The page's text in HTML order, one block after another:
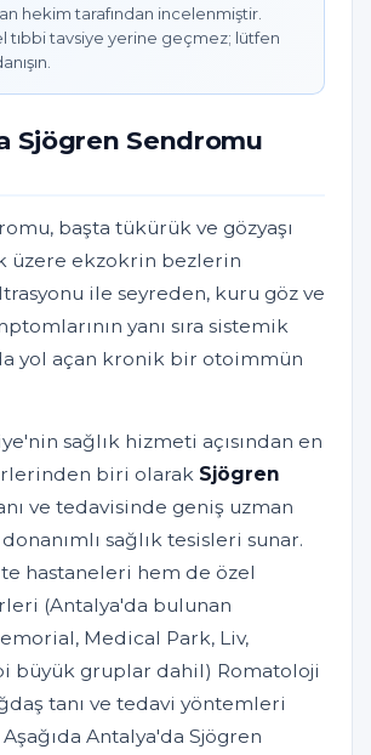
hekim tarafından incelenmiştir.
tıbbi tavsiye yerine geçmez; lütfen
Sjögren Sendromu
başta tükürük ve gözyaşı
üzere ekzokrin bezlerin
ile seyreden, kuru göz ve
yanı sıra sistemik
yol açan kronik bir otoimmün
sağlık hizmeti açısından en
biri olarak Sjögren
ve tedavisinde geniş uzman
sağlık tesisleri sunar.
hastaneleri hem de özel
(Antalya'da bulunan
Medical Park, Liv,
büyük gruplar dahil) Romatoloji
tanı ve tedavi yöntemleri
Antalya'da Sjögren